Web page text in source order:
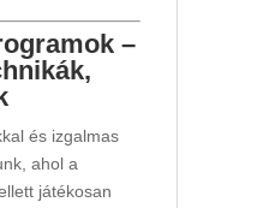
–
és izgalmas
ahol a
játékosan